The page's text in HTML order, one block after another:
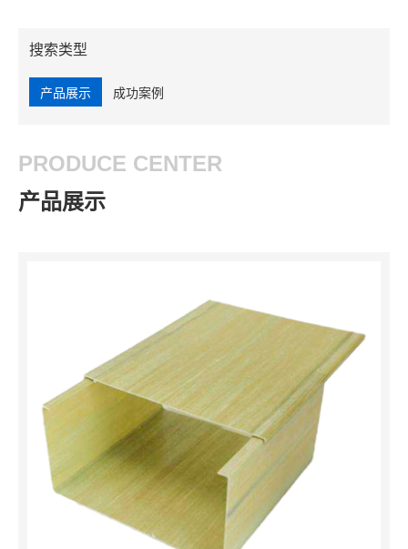
搜索类型
产品展示 成功案例
PRODUCE CENTER
产品展示